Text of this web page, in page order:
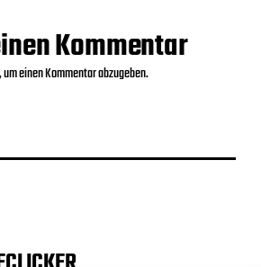
Kommentar
einen Kommentar abzugeben.